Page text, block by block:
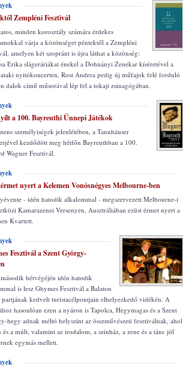
Zempléni Fesztivál
minden korosztály számára érdekes
várja a közönséget péntektől a Zempléni
amelyen két szopránt is újra láthat a közönség:
Erika slágeráriákat énekel a Dohnányi Zenekar kíséretével a
nyitókoncerten, Rost Andrea pedig új műfajok felé forduló
dalok című műsorával lép fel a tokaji zsinagógában.
a 100. Bayreuthi Ünnepi Játékok
személyiségek jelenlétében, a Tannhäuser
kezdődött meg hétfőn Bayreuthban a 100.
Wagner Fesztivál.
nyert a Kelemen Vonósnégyes Melbourne-ben
- idén hatodik alkalommal - megszervezett Melbourne-i
Kamarazenei Versenyen, Ausztráliában ezüst érmet nyert a
Kvartett.
Fesztivál a Szent György-
hétvégéjén idén hatodik
is lesz Ghymes Fesztivál a Balaton
partjának kedvelt turistacélpontjain elhelyezkedő vidékén. A
hasonlóan ezen a nyáron is Tapolca, Hegymagas és a Szent
hegy adnak méltó helyszínt az összművészeti fesztiválnak, ahol
és a múlt, valamint az irodalom, a színház, a zene és a tánc jól
egymás mellett.